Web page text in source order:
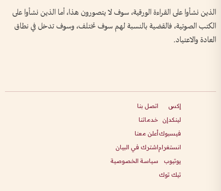
الذين نشأوا على القراءة الورقية، سوف لا يتصورون هذا، أما الذين نشأوا على
الكتب الصوتية، فالقضية بالنسبة لهم سوف تختلف، وسوف تدخل في نطاق
العادة والاعتياد.
إكس
لينكدإن
فيسبوك
انستغرام
يوتيوب
تيك توك
اتصل بنا
خدماتنا
أعلن معنا
اشترك في البيان
سياسة الخصوصية